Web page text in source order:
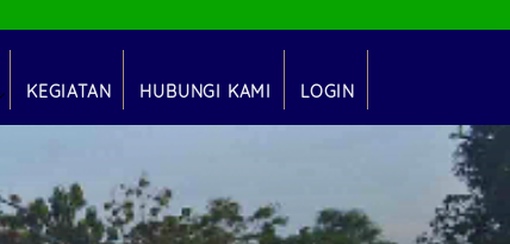
LOGIN
HUBUNGI KAMI
KEGIATAN